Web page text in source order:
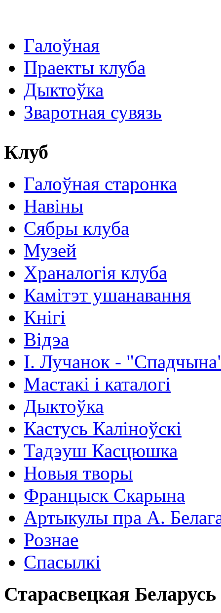
Галоўная
Праекты клуба
Дыктоўка
Зваротная сувязь
Клуб
Галоўная старонка
Навіны
Сябры клуба
Музей
Храналогія клуба
Камітэт ушанавання
Кнігі
Відэа
І. Лучанок -
Мастакі i каталогi
Дыктоўка
Кастусь Каліноўскі
Тадэуш Касцюшка
Новыя творы
Францыск Скарына
Артыкулы пра А.
Рознае
Спасылкі
Старасвецкая Беларусь